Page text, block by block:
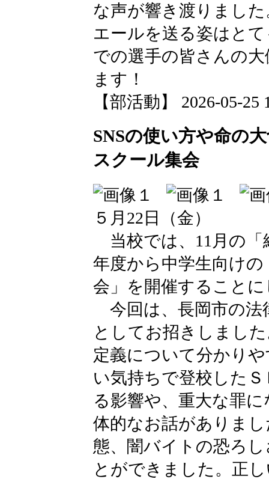
な声が響き渡りまし
エールを送る姿はと
での選手の皆さんの
ます！
【部活動】 2026-05-25
SNSの使い方や命の
スクール集会
５月22日（金）
当校では、11月の「
年度から中学生向け
会」を開催すること
今回は、長岡市の法
としてお招きしまし
定義について分かり
い気持ちで登校した
る影響や、重大な罪
体的なお話がありま
態、闇バイトの恐ろ
とができました。正